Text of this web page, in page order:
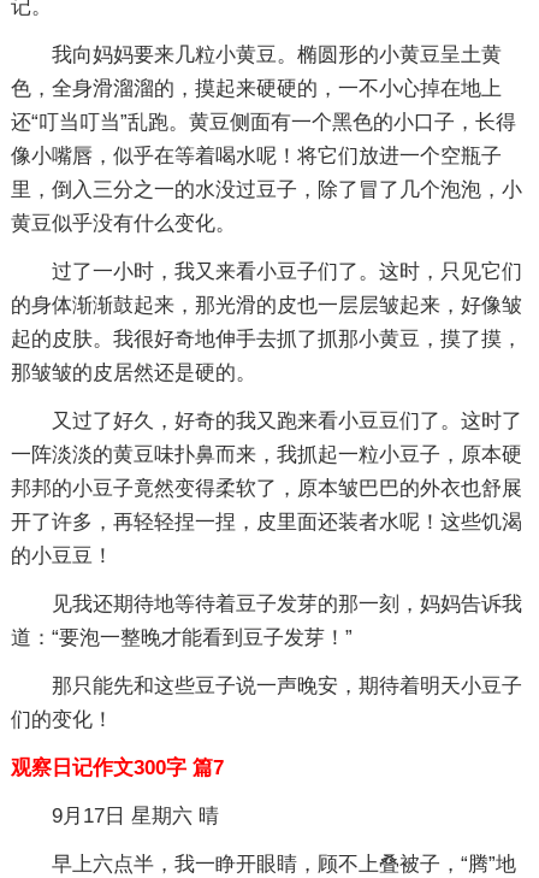
记。
我向妈妈要来几粒小黄豆。椭圆形的小黄豆呈土黄
色，全身滑溜溜的，摸起来硬硬的，一不小心掉在地上
还“叮当叮当”乱跑。黄豆侧面有一个黑色的小口子，长得
像小嘴唇，似乎在等着喝水呢！将它们放进一个空瓶子
里，倒入三分之一的水没过豆子，除了冒了几个泡泡，小
黄豆似乎没有什么变化。
过了一小时，我又来看小豆子们了。这时，只见它们
的身体渐渐鼓起来，那光滑的皮也一层层皱起来，好像皱
起的皮肤。我很好奇地伸手去抓了抓那小黄豆，摸了摸，
那皱皱的皮居然还是硬的。
又过了好久，好奇的我又跑来看小豆豆们了。这时了
一阵淡淡的黄豆味扑鼻而来，我抓起一粒小豆子，原本硬
邦邦的小豆子竟然变得柔软了，原本皱巴巴的外衣也舒展
开了许多，再轻轻捏一捏，皮里面还装者水呢！这些饥渴
的小豆豆！
见我还期待地等待着豆子发芽的那一刻，妈妈告诉我
道：“要泡一整晚才能看到豆子发芽！”
那只能先和这些豆子说一声晚安，期待着明天小豆子
们的变化！
观察日记作文300字 篇7
9月17日 星期六 晴
早上六点半，我一睁开眼睛，顾不上叠被子，“腾”地